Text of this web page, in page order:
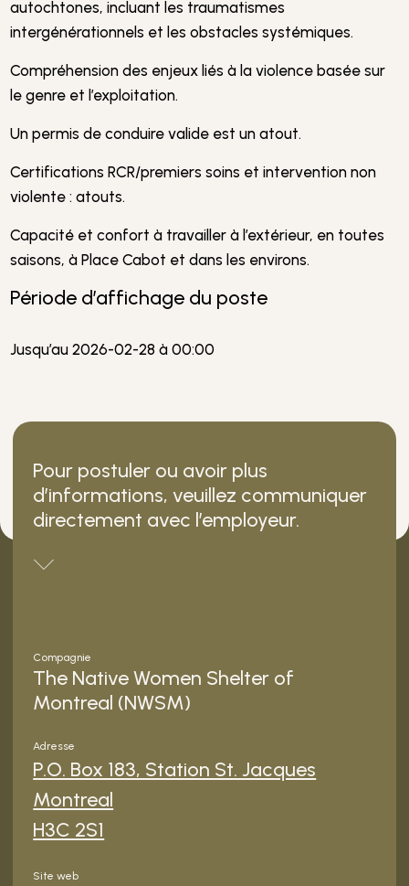
autochtones, incluant les traumatismes
intergénérationnels et les obstacles systémiques.
Compréhension des enjeux liés à la violence basée sur
le genre et l’exploitation.
Un permis de conduire valide est un atout.
Certifications RCR/premiers soins et intervention non
violente : atouts.
Capacité et confort à travailler à l’extérieur, en toutes
saisons, à Place Cabot et dans les environs.
Période d’affichage du poste
Jusqu’au 2026-02-28 à 00:00
Pour postuler ou avoir plus
d’informations, veuillez communiquer
directement avec l’employeur.
Compagnie
The Native Women Shelter of
Montreal (NWSM)
Adresse
P.O. Box 183, Station St. Jacques
Montreal
H3C 2S1
Site web